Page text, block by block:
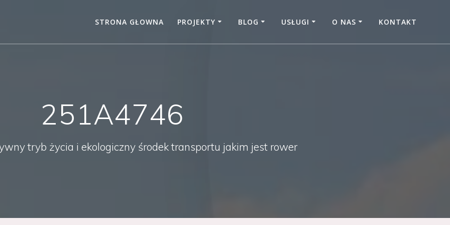
STRONA GŁOWNA PROJEKTY BLOG USŁUGI O NAS KONTAKT
251A4746
tryb życia i ekologiczny środek transportu jakim jest rower